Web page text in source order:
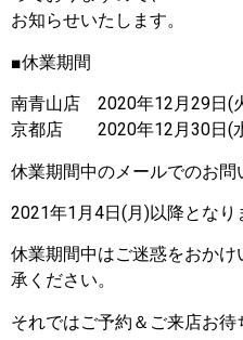
お知らせいたします。
■休業期間
南青山店 2020年12月29日(
京都店 2020年12月30日(
休業期間中のメールでのお問
2021年1月4日(月)以降となり
休業期間中はご迷惑をおか
承ください。
それではご予約＆ご来店お